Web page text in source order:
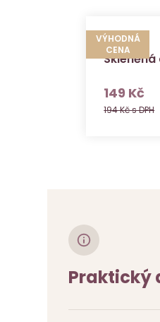
VÝHODNÁ
CENA
149 Kčs
194 Kč s DPH
Praktický